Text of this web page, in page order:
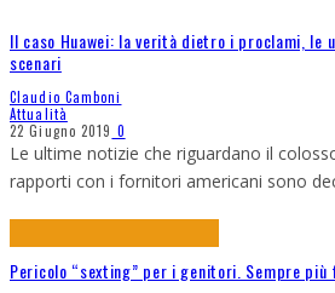
Il caso Huawei: la verità dietro i proclami, le
scenari
Claudio Camboni
Attualità
22 Giugno 2019 0
Le ultime notizie che riguardano il
rapporti con i fornitori americani sono
Pericolo “sexting” per i genitori. Sempre